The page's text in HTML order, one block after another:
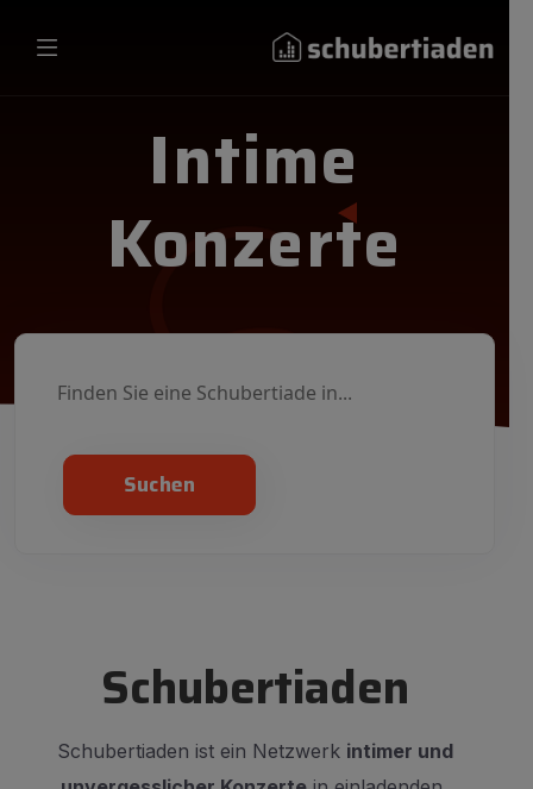
Intime
Konzerte
Suchen
Schubertiaden
Schubertiaden ist ein Netzwerk intimer und